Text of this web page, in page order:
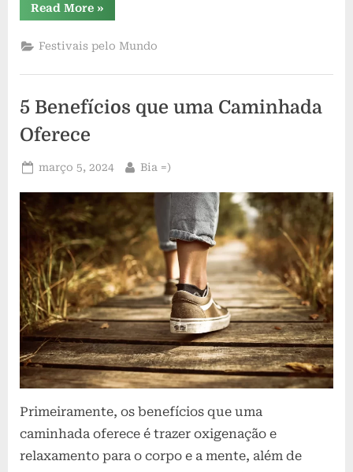
Read More“Luzes
no
Festival
Lanternas
»
Festivais pelo Mundo
5 Benefícios que uma Caminhada
Oferece
Posted
março 5, 2024 By
Bia =)
Primeiramente, os benefícios que uma
caminhada oferece é trazer oxigenação e
relaxamento para o corpo e a mente, além de